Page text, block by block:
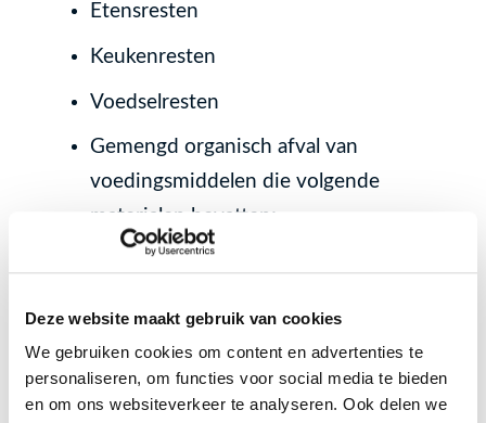
Deze website maakt gebruik van cookies
We gebruiken cookies om content en advertenties te
personaliseren, om functies voor social media te bieden
en om ons websiteverkeer te analyseren. Ook delen we
Etensresten
Keukenresten
Voedselresten
Gemengd organisch afval van
voedingsmiddelen die volgende
materialen bevatten;
Resten van deegwaren, pasta’s,
brood en banket